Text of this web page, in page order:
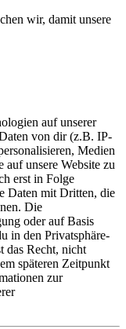
wir, damit unsere
auf unserer
von dir (z.B. IP-
Medien
unsere Website zu
erst in Folge
Daten mit Dritten, die
Die
oder auf Basis
in den Privatsphäre-
das Recht, nicht
späteren Zeitpunkt
zur